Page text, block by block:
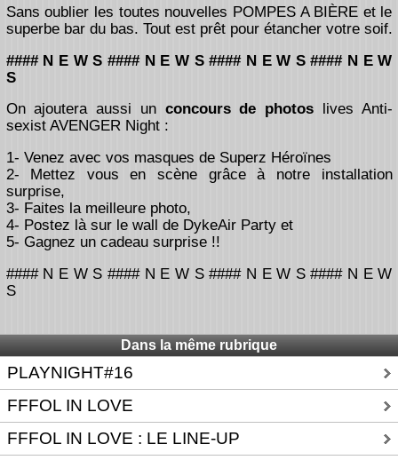
Sans oublier les toutes nouvelles POMPES A BIÈRE et le
superbe bar du bas. Tout est prêt pour étancher votre soif.
#### N E W S #### N E W S #### N E W S #### N E W
S
On ajoutera aussi un concours de photos lives Anti-
sexist AVENGER Night :
1- Venez avec vos masques de Superz Héroïnes
2- Mettez vous en scène grâce à notre installation
surprise,
3- Faites la meilleure photo,
4- Postez là sur le wall de DykeAir Party et
5- Gagnez un cadeau surprise !!
#### N E W S #### N E W S #### N E W S #### N E W
S
Dans la même rubrique
PLAYNIGHT#16
FFFOL IN LOVE
FFFOL IN LOVE : LE LINE-UP